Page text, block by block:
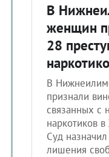
В
женщин
28
В
признали
связанных с
наркотиков
Суд
лишения